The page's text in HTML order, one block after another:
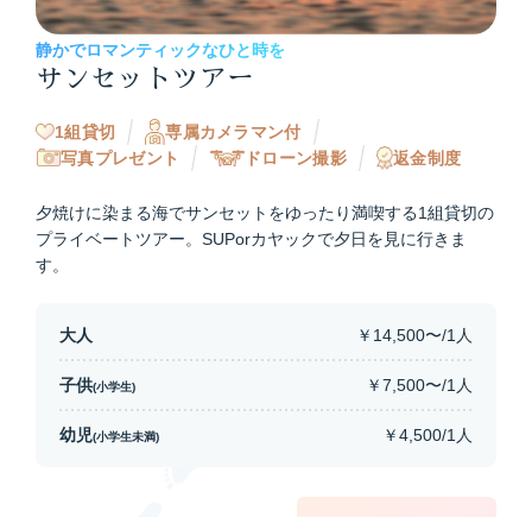
静かでロマンティックなひと時を
サンセットツアー
1組貸切
専属カメラマン付
写真プレゼント
ドローン撮影 返金制度
夕焼けに染まる海でサンセットをゆったり満喫する1組貸切の
プライベートツアー。SUPorカヤックで夕日を見に行きま
す。
大人 ￥14,500〜/1人
子供(小学生) ￥7,500〜/1人
幼児(小学生未満) ￥4,500/1人